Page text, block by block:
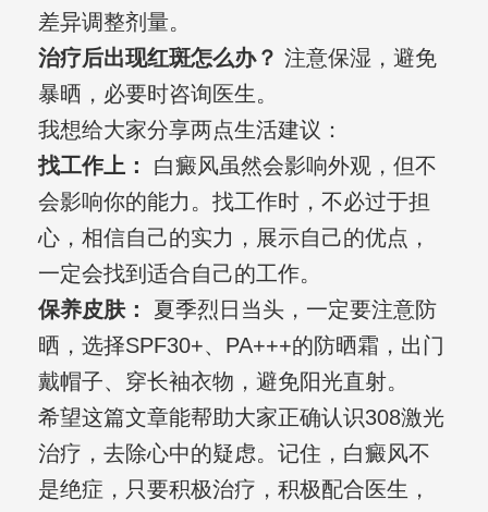
差异调整剂量。
治疗后出现红斑怎么办？ 注意保湿，避免
暴晒，必要时咨询医生。
我想给大家分享两点生活建议：
找工作上：
白癜风虽然会影响外观，但不
会影响你的能力。找工作时，不必过于担
心，相信自己的实力，展示自己的优点，
一定会找到适合自己的工作。
保养皮肤：
夏季烈日当头，一定要注意防
晒，选择SPF30+、PA+++的防晒霜，出门
戴帽子、穿长袖衣物，避免阳光直射。
希望这篇文章能帮助大家正确认识308激光
治疗，去除心中的疑虑。记住，白癜风不
是绝症，只要积极治疗，积极配合医生，